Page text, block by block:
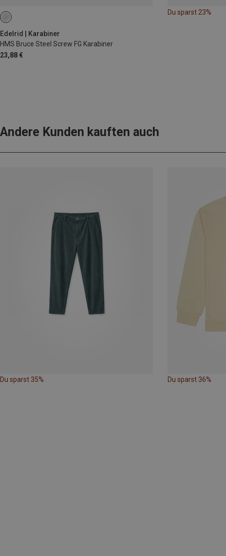
Edelrid | Karabiner
HMS Bruce Steel Screw FG Karabiner
23,88 €
Du sparst 23%
Andere Kunden kauften auch
Du sparst 35% Du sparst 36%